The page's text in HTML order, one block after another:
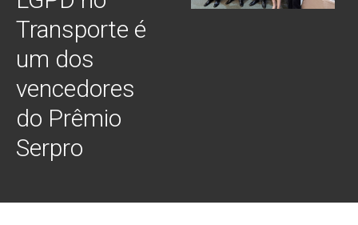
Transporte é
um dos
vencedores
do Prêmio
Serpro